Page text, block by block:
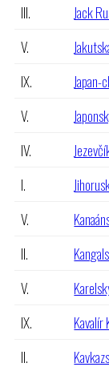
III.
Jack
V.
IX.
Japan-
V.
IV.
I.
V.
II.
V.
IX.
Kavalír
II.